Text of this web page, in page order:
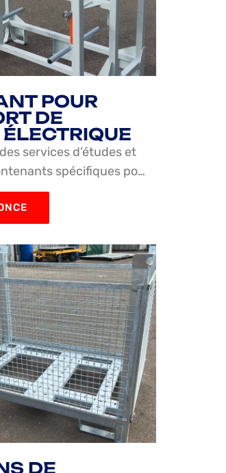
POUR
DE
services d’études et
spécifiques po…
DE